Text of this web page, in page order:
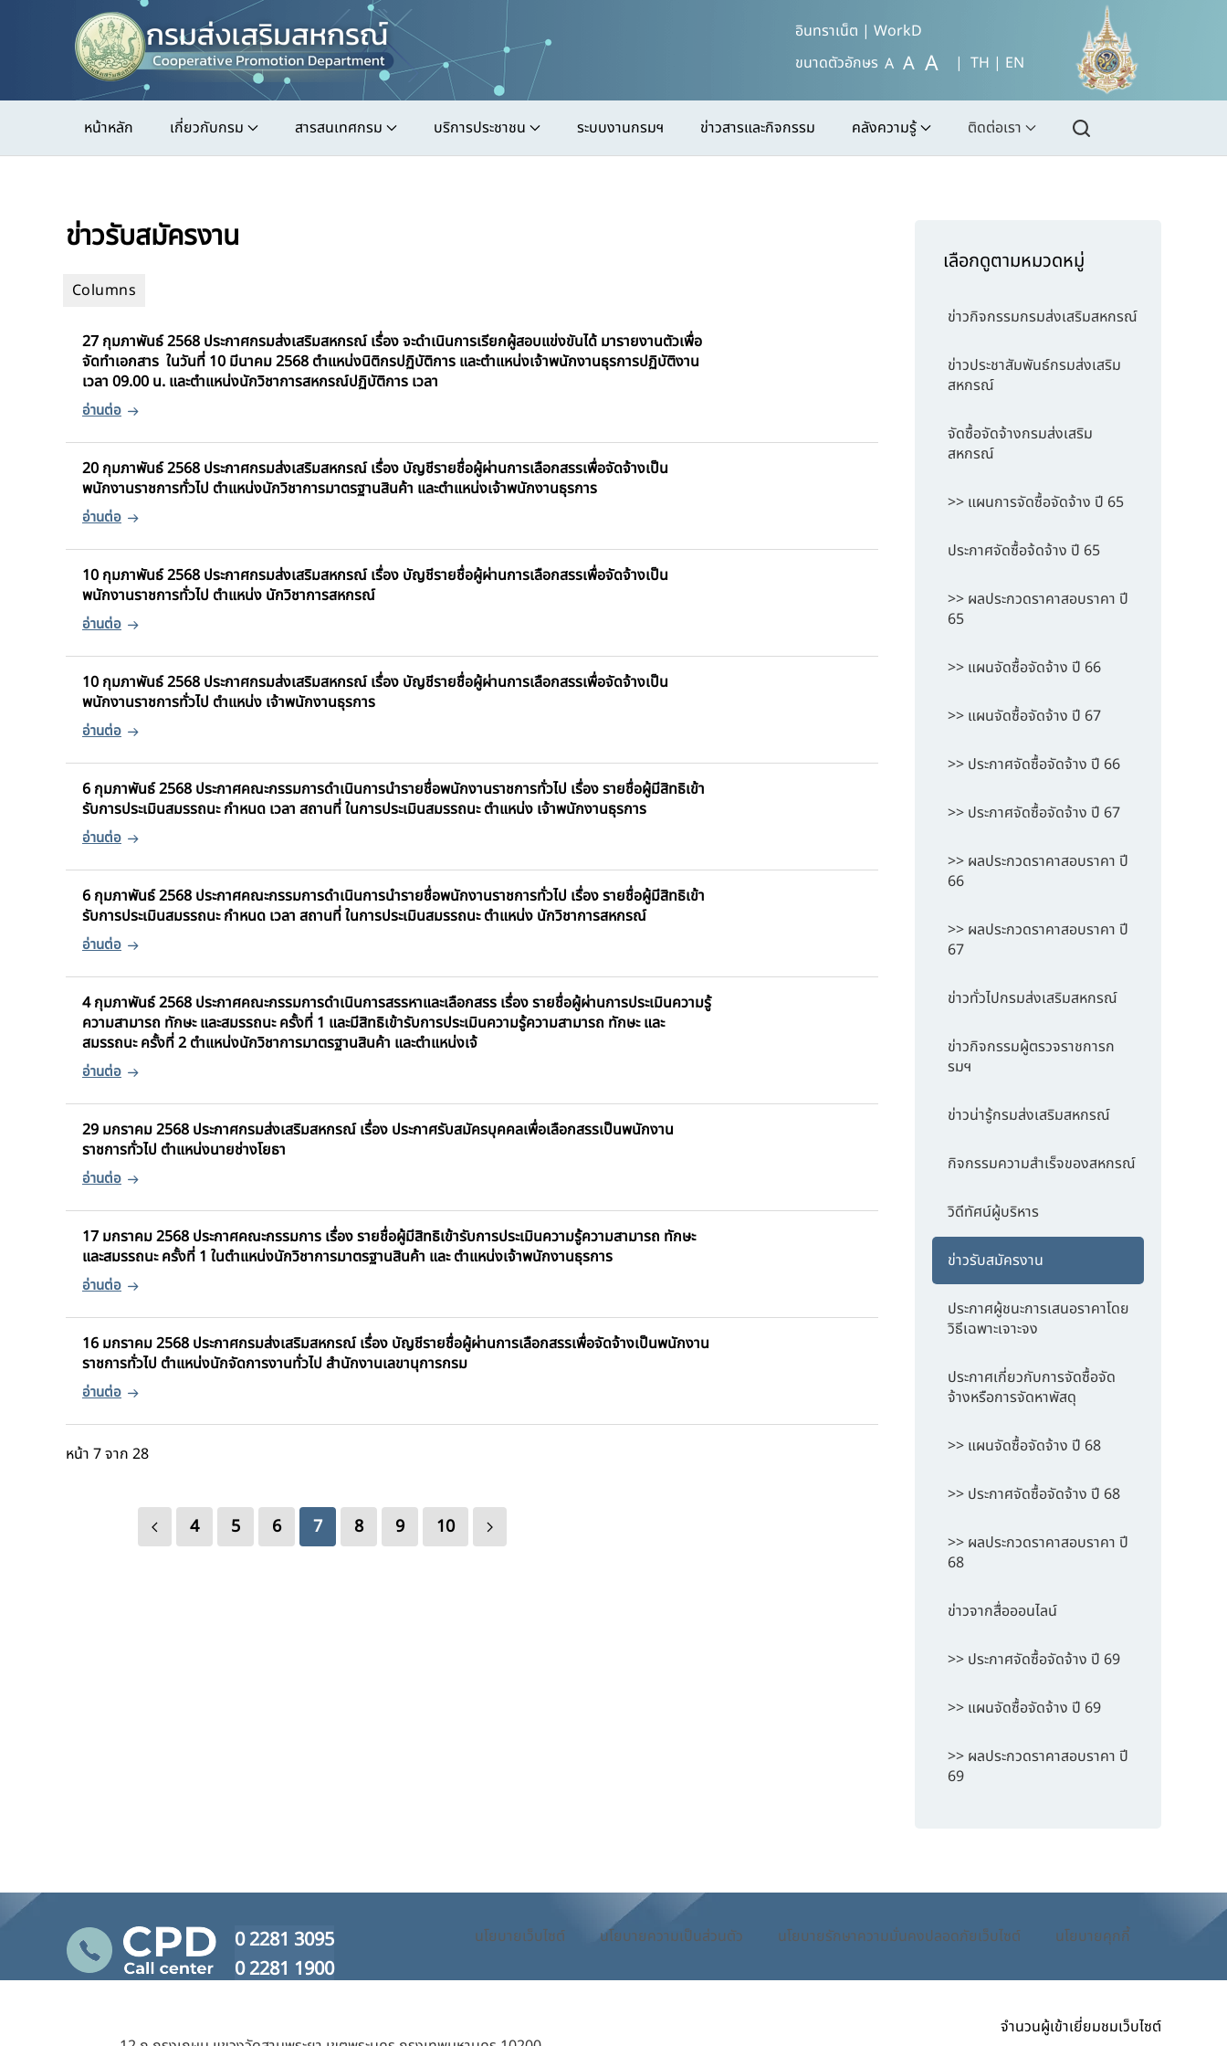
main
อินทราเน็ต | WorkD
ขนาดตัวอักษร A A A | TH | EN
หน้าหลัก เกี่ยวกับกรม สารสนเทศกรม บริการประชาชน ระบบงานกรมฯ ข่าวสารและกิจกรรม คลังความรู้ ติดต่อเรา
ข่าวรับสมัครงาน
27 กุมภาพันธ์ 2568 ประกาศกรมส่งเสริมสหกรณ์ เรื่อง จะดำเนินการเรียกผู้สอบแข่งขันได้ มารายงานตัวเพื่อ
จัดทำเอกสาร ในวันที่ 10 มีนาคม 2568 ตำแหน่งนิติกรปฏิบัติการ และตำแหน่งเจ้าพนักงานธุรการปฏิบัติงาน
เวลา 09.00 น. และตำแหน่งนักวิชาการสหกรณ์ปฏิบัติการ เวลา
20 กุมภาพันธ์ 2568 ประกาศกรมส่งเสริมสหกรณ์ เรื่อง บัญชีรายชื่อผู้ผ่านการเลือกสรรเพื่อจัดจ้างเป็น
พนักงานราชการทั่วไป ตำแหน่งนักวิชาการมาตรฐานสินค้า และตำแหน่งเจ้าพนักงานธุรการ
10 กุมภาพันธ์ 2568 ประกาศกรมส่งเสริมสหกรณ์ เรื่อง บัญชีรายชื่อผู้ผ่านการเลือกสรรเพื่อจัดจ้างเป็น
พนักงานราชการทั่วไป ตำแหน่ง นักวิชาการสหกรณ์
10 กุมภาพันธ์ 2568 ประกาศกรมส่งเสริมสหกรณ์ เรื่อง บัญชีรายชื่อผู้ผ่านการเลือกสรรเพื่อจัดจ้างเป็น
พนักงานราชการทั่วไป ตำแหน่ง เจ้าพนักงานธุรการ
6 กุมภาพันธ์ 2568 ประกาศคณะกรรมการดำเนินการนำรายชื่อพนักงานราชการทั่วไป เรื่อง รายชื่อผู้มีสิทธิเข้า
รับการประเมินสมรรถนะ กำหนด เวลา สถานที่ ในการประเมินสมรรถนะ ตำแหน่ง เจ้าพนักงานธุรการ
6 กุมภาพันธ์ 2568 ประกาศคณะกรรมการดำเนินการนำรายชื่อพนักงานราชการทั่วไป เรื่อง รายชื่อผู้มีสิทธิเข้า
รับการประเมินสมรรถนะ กำหนด เวลา สถานที่ ในการประเมินสมรรถนะ ตำแหน่ง นักวิชาการสหกรณ์
4 กุมภาพันธ์ 2568 ประกาศคณะกรรมการดำเนินการสรรหาและเลือกสรร เรื่อง รายชื่อผู้ผ่านการประเมินความรู้
ความสามารถ ทักษะ และสมรรถนะ ครั้งที่ 1 และมีสิทธิเข้ารับการประเมินความรู้ความสามารถ ทักษะ และ
สมรรถนะ ครั้งที่ 2 ตำแหน่งนักวิชาการมาตรฐานสินค้า และตำแหน่งเจ้
29 มกราคม 2568 ประกาศกรมส่งเสริมสหกรณ์ เรื่อง ประกาศรับสมัครบุคคลเพื่อเลือกสรรเป็นพนักงาน
ราชการทั่วไป ตำแหน่งนายช่างโยธา
17 มกราคม 2568 ประกาศคณะกรรมการ เรื่อง รายชื่อผู้มีสิทธิเข้ารับการประเมินความรู้ความสามารถ ทักษะ
และสมรรถนะ ครั้งที่ 1 ในตำแหน่งนักวิชาการมาตรฐานสินค้า และ ตำแหน่งเจ้าพนักงานธุรการ
16 มกราคม 2568 ประกาศกรมส่งเสริมสหกรณ์ เรื่อง บัญชีรายชื่อผู้ผ่านการเลือกสรรเพื่อจัดจ้างเป็นพนักงาน
ราชการทั่วไป ตำแหน่งนักจัดการงานทั่วไป สำนักงานเลขานุการกรม
หน้า 7 จาก 28
4 5 6 7 8 9 10
เลือกดูตามหมวดหมู่
ข่าวกิจกรรมกรมส่งเสริมสหกรณ์
ข่าวประชาสัมพันธ์กรมส่งเสริม
สหกรณ์
จัดซื้อจัดจ้างกรมส่งเสริม
สหกรณ์
>> แผนการจัดซื้อจัดจ้าง ปี 65
ประกาศจัดซื้อจ้ดจ้าง ปี 65
>> ผลประกวดราคาสอบราคา ปี
65
>> แผนจัดซื้อจัดจ้าง ปี 66
>> แผนจัดซื้อจัดจ้าง ปี 67
>> ประกาศจัดซื้อจัดจ้าง ปี 66
>> ประกาศจัดซื้อจัดจ้าง ปี 67
>> ผลประกวดราคาสอบราคา ปี
66
>> ผลประกวดราคาสอบราคา ปี
67
ข่าวทั่วไปกรมส่งเสริมสหกรณ์
ข่าวกิจกรรมผู้ตรวจราชการก
รมฯ
ข่าวน่ารู้กรมส่งเสริมสหกรณ์
กิจกรรมความสำเร็จของสหกรณ์
วิดีทัศน์ผู้บริหาร
ข่าวรับสมัครงาน
ประกาศผู้ชนะการเสนอราคาโดย
วิธีเฉพาะเจาะจง
ประกาศเกี่ยวกับการจัดซื้อจัด
จ้างหรือการจัดหาพัสดุ
>> แผนจัดซื้อจัดจ้าง ปี 68
>> ประกาศจัดซื้อจัดจ้าง ปี 68
>> ผลประกวดราคาสอบราคา ปี
68
ข่าวจากสื่อออนไลน์
>> ประกาศจัดซื้อจัดจ้าง ปี 69
>> แผนจัดซื้อจัดจ้าง ปี 69
>> ผลประกวดราคาสอบราคา ปี
69
0 2281 3095
0 2281 1900
นโยบายเว็บไซต์ นโยบายความเป็นส่วนตัว นโยบายรักษาความมั่นคงปลอดภัยเว็บไซต์ นโยบายคุกกี้
จำนวนผู้เข้าเยี่ยมชมเว็บไซต์